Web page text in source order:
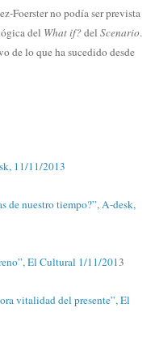
Foerster no podía ser prevista
del What if?del Scenario.
de lo que ha sucedido desde
11/11/2013
de nuestro tiempo?”, A-desk,
El Cultural 1/11/2013
vitalidad del presente”, El